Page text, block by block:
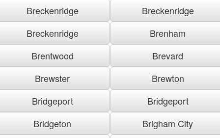
Breckenridge
Breckenridge
Breckenridge
Brenham
Brentwood
Brevard
Brewster
Brewton
Bridgeport
Bridgeport
Bridgeton
Brigham City